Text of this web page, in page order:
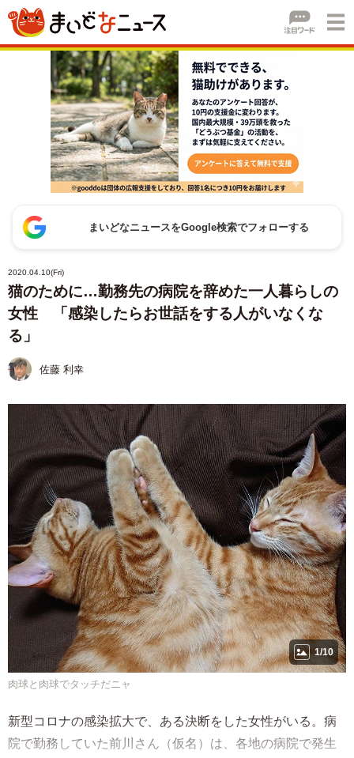
まいどなニュースをGoogle検索でフォローする
2020.04.10(Fri)
猫のために…勤務先の病院を辞めた一人暮らしの
女性 「感染したらお世話をする人がいなくな
る」
佐藤 利幸
1/10
肉球と肉球でタッチだニャ
新型コロナの感染拡大で、ある決断をした女性がいる。病
院で勤務していた前川さん（仮名）は、各地の病院で発生